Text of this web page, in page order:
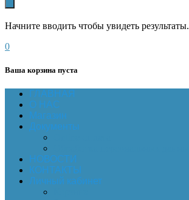
Начните вводить чтобы увидеть результаты.
0
Ваша корзина пуста
ГЛАВНАЯ
О НАС
Магазин
Документы
НОВОСТИ
КОНТАКТЫ
Личный кабинет